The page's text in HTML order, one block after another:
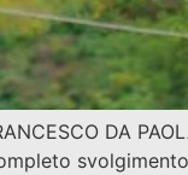
DA